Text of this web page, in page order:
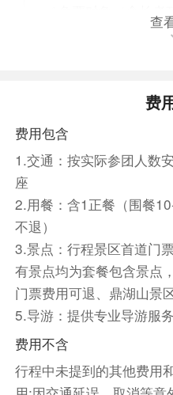
· 外地市民 65 周岁
· 现役军人及家属、
等凭有效证件免票。
· 新闻记者凭新闻出
学生政策：广东省内
入园凭证：必须已注
章）+ 身份证（以防
门票标准：说明：免
观光车、游船等二次
成人票：70 元 / 人
优惠票：35 元 / 人
· 证件必须带原件：
照片、复印件一般不
查
费
费用包含
1.交通：按实际参团人数
座
2.用餐：含1正餐（围餐
不退）
3.景点：行程景区首道门
有景点均为套餐包含景点
门票费用可退、鼎湖山景
5.导游：提供专业导游服务
费用不含
行程中未提到的其他费用